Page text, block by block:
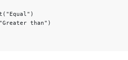
than")